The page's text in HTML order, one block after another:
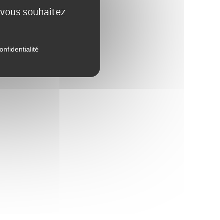
souhaitez